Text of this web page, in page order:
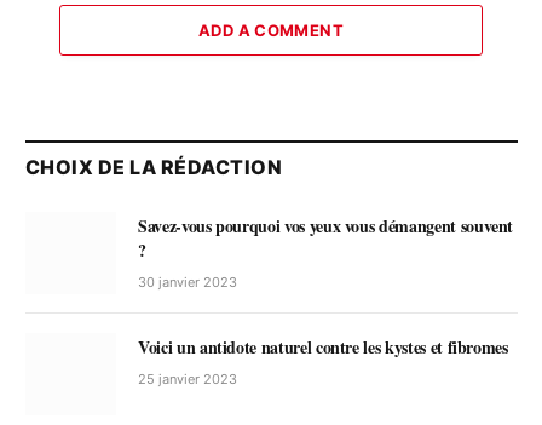
ADD A COMMENT
CHOIX DE LA RÉDACTION
Savez-vous pourquoi vos yeux vous démangent souvent
?
30 janvier 2023
Voici un antidote naturel contre les kystes et fibromes
25 janvier 2023